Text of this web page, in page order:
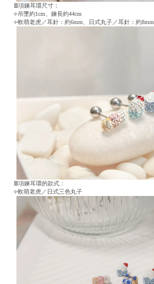
≣項鍊耳環尺寸：
⟣吊墜約1cm、鍊長約44cm
⟣軟萌老虎／耳針：約6mm、日式丸子／耳針：約8mm
≣項鍊耳環的款式：
⟣軟萌老虎／日式三色丸子